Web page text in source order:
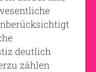
deutlich
zählen